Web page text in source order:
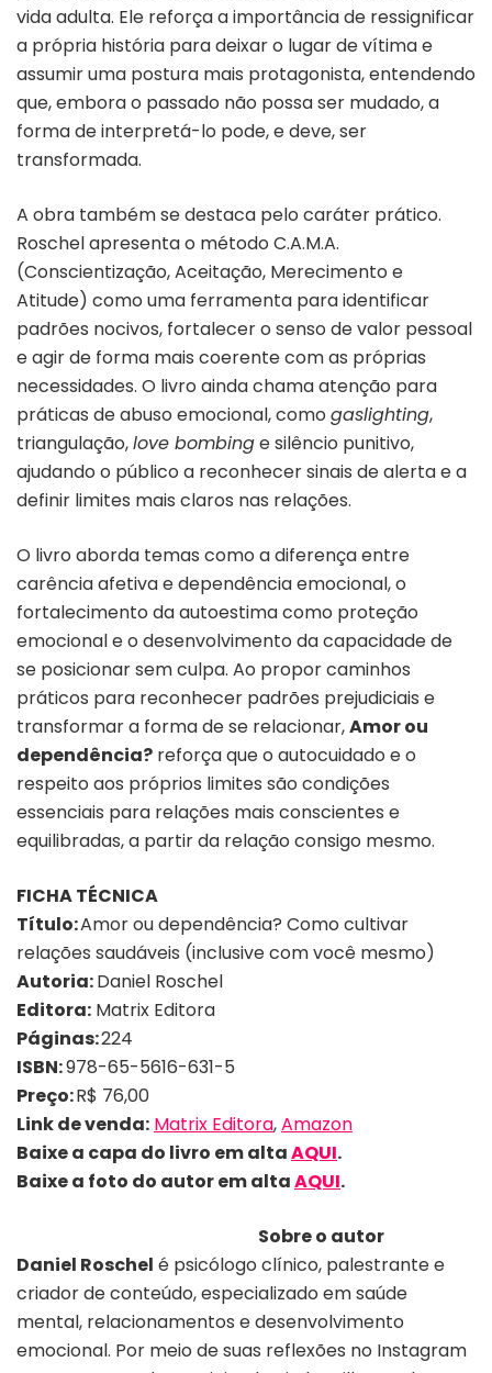
vida adulta. Ele reforça a importância de ressignificar
a própria história para deixar o lugar de vítima e
assumir uma postura mais protagonista, entendendo
que, embora o passado não possa ser mudado, a
forma de interpretá-lo pode, e deve, ser
transformada.
A obra também se destaca pelo caráter prático.
Roschel apresenta o método C.A.M.A.
(Conscientização, Aceitação, Merecimento e
Atitude) como uma ferramenta para identificar
padrões nocivos, fortalecer o senso de valor pessoal
e agir de forma mais coerente com as próprias
necessidades. O livro ainda chama atenção para
práticas de abuso emocional, como gaslighting,
triangulação,love bombinge silêncio punitivo,
ajudando o público a reconhecer sinais de alerta e a
definir limites mais claros nas relações.
O livro aborda temas como a diferença entre
carência afetiva e dependência emocional, o
fortalecimento da autoestima como proteção
emocional e o desenvolvimento da capacidade de
se posicionar sem culpa. Ao propor caminhos
práticos para reconhecer padrões prejudiciais e
transformar a forma de se relacionar,Amor ou
dependência? reforça que o autocuidado e o
respeito aos próprios limites são condições
essenciais para relações mais conscientes e
equilibradas, a partir da relação consigo mesmo.
FICHA TÉCNICA
Título:Amor ou dependência? Como cultivar
relações saudáveis (inclusive com você mesmo)
Autoria:Daniel Roschel
Editora: Matrix Editora
Páginas:224
ISBN:978-65-5616-631-5
Preço:R$ 76,00
Link de venda: Matrix Editora,Amazon
Baixe a capa do livro em altaAQUI.
Baixe a foto do autorem altaAQUI.
Sobreo autor
Daniel Roschel é psicólogo clínico, palestrante e
criador de conteúdo, especializado em saúde
mental, relacionamentos e desenvolvimento
emocional. Por meio de suas reflexões no Instagram